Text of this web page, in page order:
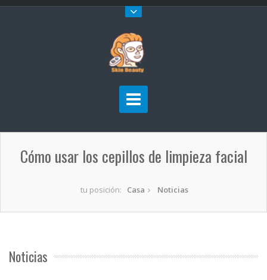
Cómo usar los cepillos de limpieza facial
tu posición: Casa Noticias
Noticias